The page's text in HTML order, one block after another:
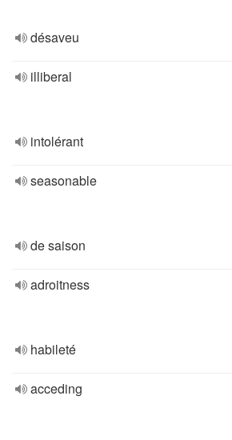
désaveu
illiberal
intolérant
seasonable
de saison
adroitness
habileté
acceding